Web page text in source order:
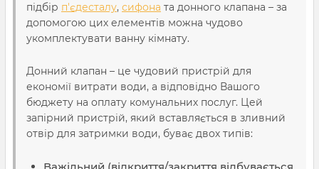
підбір п'єдесталу, сифона та донного клапана – за
допомогою цих елементів можна чудово
укомплектувати ванну кімнату.
Донний клапан – це чудовий пристрій для
економії витрати води, а відповідно Вашого
бюджету на оплату комунальних послуг. Цей
запірний пристрій, який вставляється в зливний
отвір для затримки води, буває двох типів: